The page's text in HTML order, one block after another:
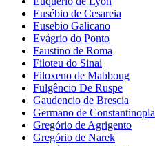
Eusébio de Cesareia
Eusebio Galicano
Evágrio do Ponto
Faustino de Roma
Filoteu do Sinai
Filoxeno de Mabboug
Fulgêncio De Ruspe
Gaudencio de Brescia
Germano de Constantinopla
Gregório de Agrigento
Gregório de Narek